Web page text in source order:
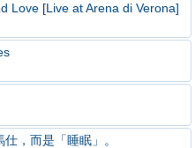
Love [Live at Arena di Verona]
，而是「睡眠」。